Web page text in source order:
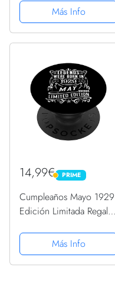
PopSockets PopGrip
Intercambiable
Más Info
14,99€ PRIME
PRIME
Cumpleaños Mayo 1929
Edición Limitada Regalo
PopGrip Intercambiable
Más Info